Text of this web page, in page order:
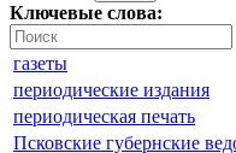
Ключевые слова:
газеты
периодические издания
периодическая печать
Псковские губернские